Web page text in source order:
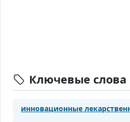
Ключевые слова
инновационные